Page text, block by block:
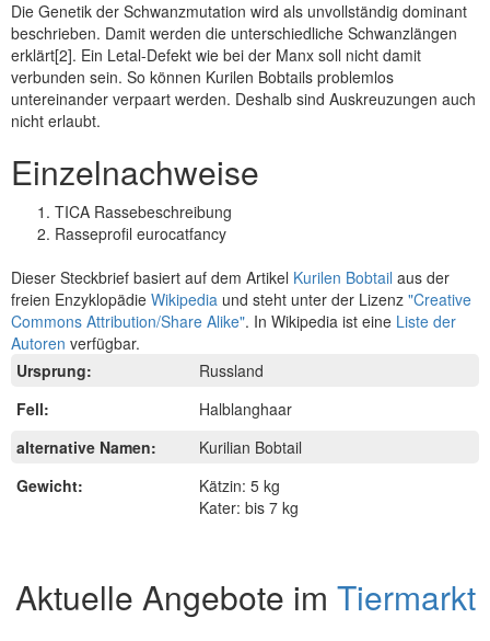
Die Genetik der Schwanzmutation wird als unvollständig dominant
beschrieben. Damit werden die unterschiedliche Schwanzlängen
erklärt[2]. Ein Letal-Defekt wie bei der Manx soll nicht damit
verbunden sein. So können Kurilen Bobtails problemlos
untereinander verpaart werden. Deshalb sind Auskreuzungen auch
nicht erlaubt.
Einzelnachweise
TICA Rassebeschreibung
Rasseprofil eurocatfancy
Dieser Steckbrief basiert auf dem Artikel Kurilen Bobtail aus der
freien Enzyklopädie Wikipedia und steht unter der Lizenz "Creative
Commons Attribution/Share Alike". In Wikipedia ist eine Liste der
Autoren verfügbar.
Ursprung:
Russland
Fell:
Halblanghaar
alternative Namen:
Kurilian Bobtail
Gewicht:
Kätzin: 5 kg
Kater: bis 7 kg
Aktuelle Angebote im Tiermarkt